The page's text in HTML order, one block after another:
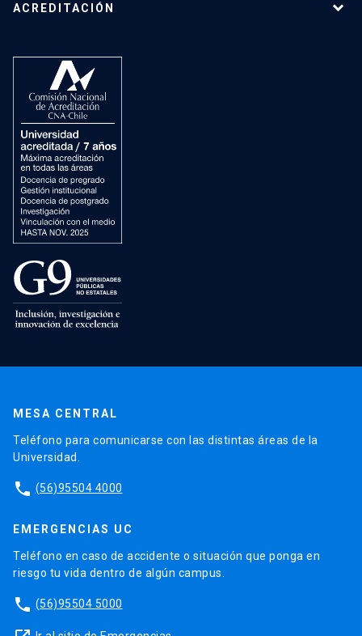
ACREDITACIÓN
MESA CENTRAL
Teléfono para comunicarse con las distintas áreas de la
Universidad.
phone (56)95504 4000
EMERGENCIAS UC
Teléfono en caso de accidente o situación que ponga en
riesgo tu vida dentro de algún campus.
phone (56)95504 5000